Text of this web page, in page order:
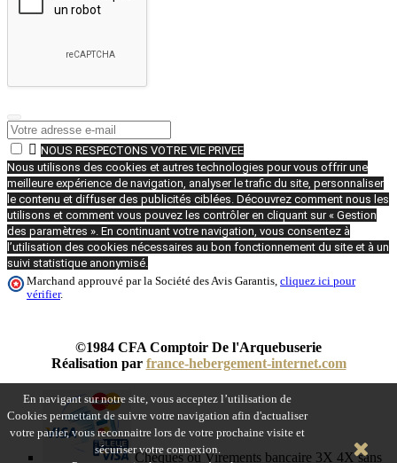
En navigant sur notre site, vous acceptez l’utilisation de
Cookies permettant de suivre votre navigation afin d'actualiser
votre panier, vous reconnaitre lors de votre prochaine visite et
sécuriser votre connexion.
 NOUS RESPECTONS VOTRE VIE PRIVEE
Nous utilisons des cookies et autres technologies pour vous offrir une
meilleure expérience de navigation, analyser le trafic du site, personnaliser
le contenu et diffuser des publicités ciblées. Découvrez comment nous les
utilisons et comment vous pouvez les contrôler en cliquant sur « Gestion
des paramètres ». En continuant votre navigation, vous consentez à
l’utilisation des cookies nécessaires au bon fonctionnement du site et à un
suivi statistique anonymisé.
Marchand approuvé par la Société des Avis Garantis, cliquez ici pour
vérifier.
©1984 CFA Comptoir De l'Arquebuserie
Réalisation par france-hebergement-internet.com
Chèques ou Virements bancaire 3X 4X sans